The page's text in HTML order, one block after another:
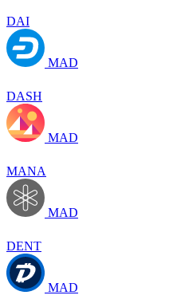
DAI
MAD
DASH
MAD
MANA
MAD
DENT
MAD